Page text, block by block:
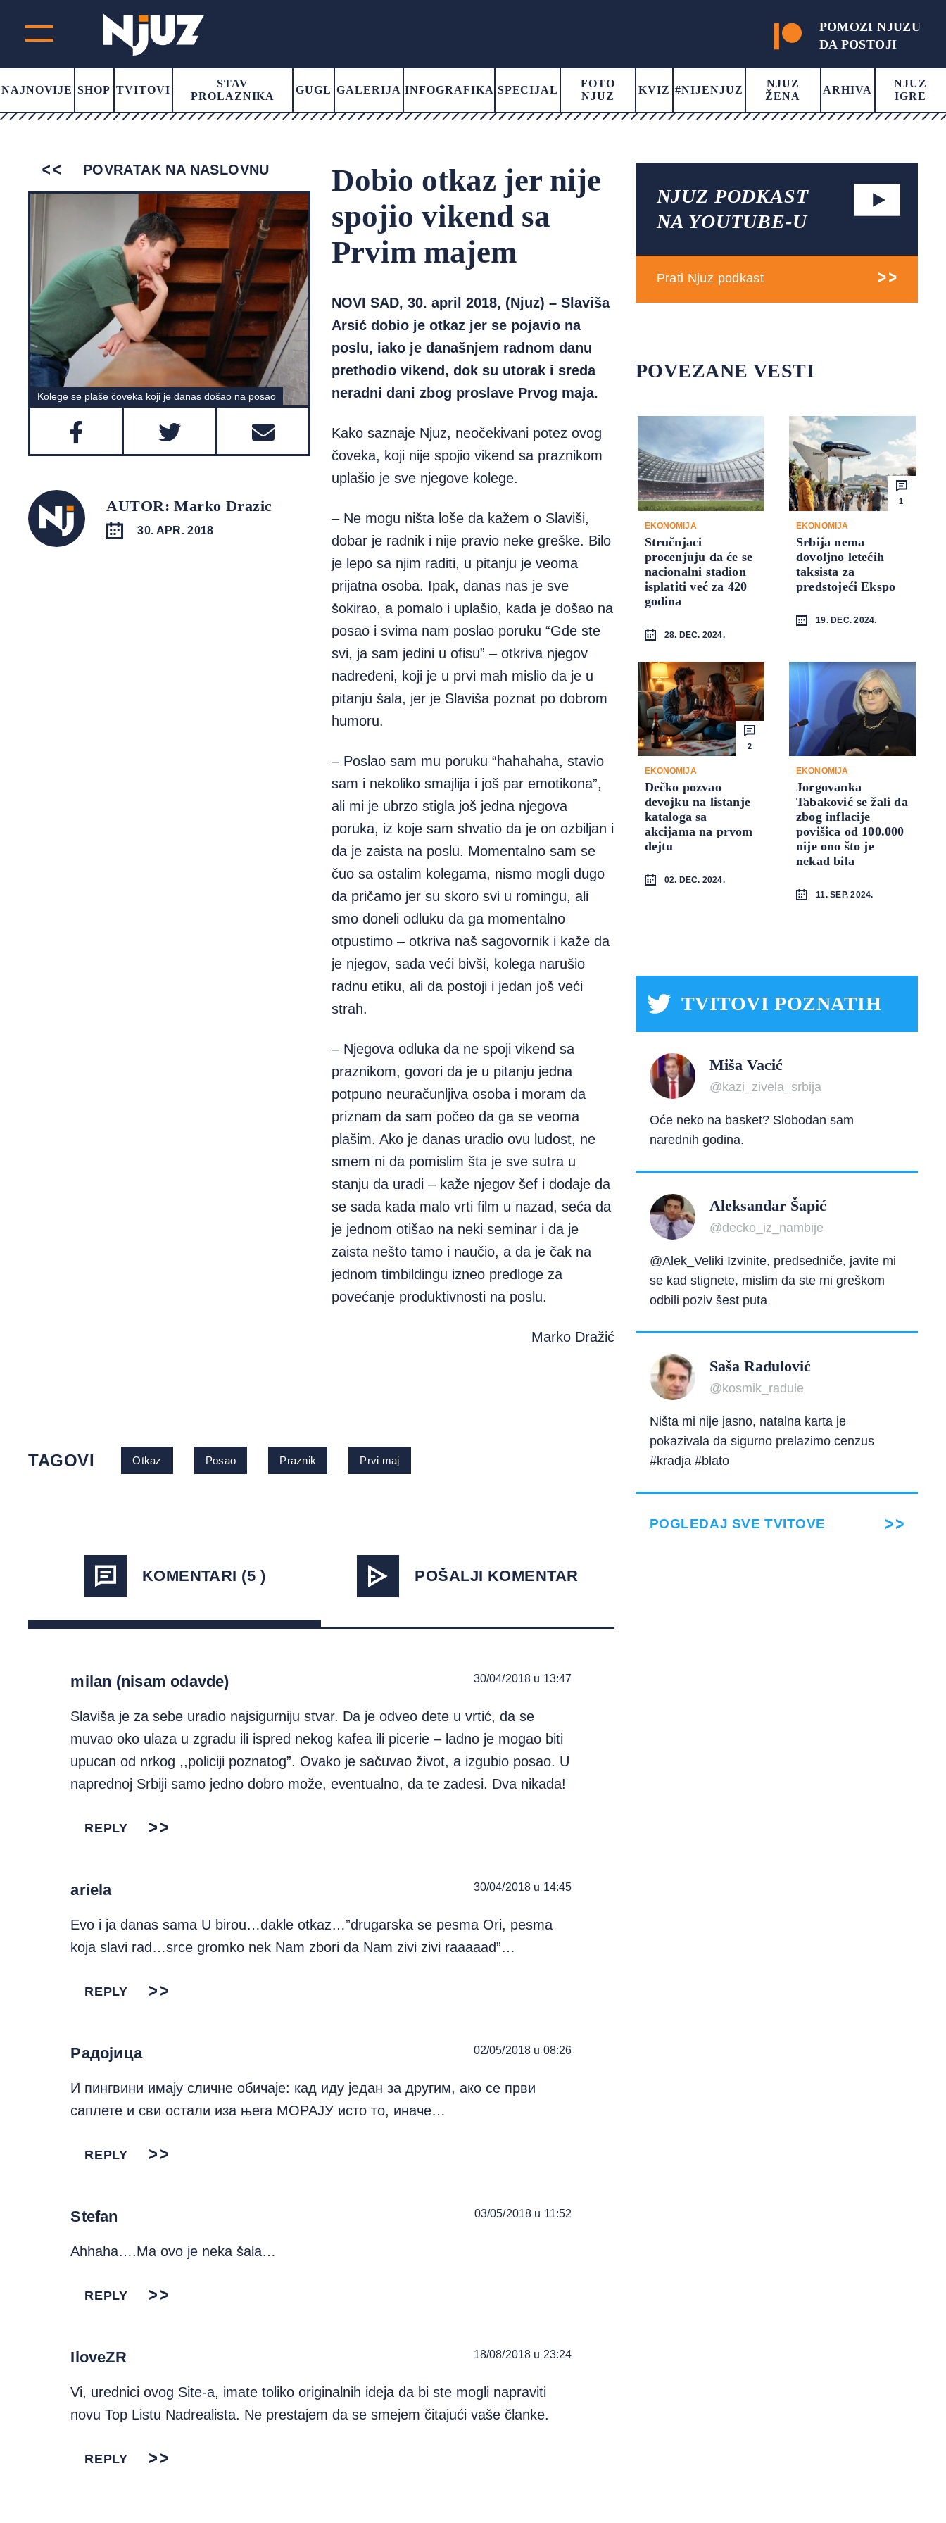
POMOZI NJUZU
DA POSTOJI
NAJNOVIJE SHOP TVITOVI
STAV
PROLAZNIKA
GUGL GALERIJA INFOGRAFIKA SPECIJAL
FOTO
NJUZ
KVIZ #NIJENJUZ
NJUZ
ŽENA
ARHIVA
NJUZ
IGRE
POVRATAK NA NASLOVNU
Kolege se plaše čoveka koji je danas došao na posao
AUTOR: Marko Drazic
30. APR. 2018
Dobio otkaz jer nije
spojio vikend sa
Prvim majem
NOVI SAD, 30. april 2018, (Njuz) – Slaviša
Arsić dobio je otkaz jer se pojavio na
poslu, iako je današnjem radnom danu
prethodio vikend, dok su utorak i sreda
neradni dani zbog proslave Prvog maja.
Kako saznaje Njuz, neočekivani potez ovog
čoveka, koji nije spojio vikend sa praznikom
uplašio je sve njegove kolege.
– Ne mogu ništa loše da kažem o Slaviši,
dobar je radnik i nije pravio neke greške. Bilo
je lepo sa njim raditi, u pitanju je veoma
prijatna osoba. Ipak, danas nas je sve
šokirao, a pomalo i uplašio, kada je došao na
posao i svima nam poslao poruku “Gde ste
svi, ja sam jedini u ofisu” – otkriva njegov
nadređeni, koji je u prvi mah mislio da je u
pitanju šala, jer je Slaviša poznat po dobrom
humoru.
– Poslao sam mu poruku “hahahaha, stavio
sam i nekoliko smajlija i još par emotikona”,
ali mi je ubrzo stigla još jedna njegova
poruka, iz koje sam shvatio da je on ozbiljan i
da je zaista na poslu. Momentalno sam se
čuo sa ostalim kolegama, nismo mogli dugo
da pričamo jer su skoro svi u romingu, ali
smo doneli odluku da ga momentalno
otpustimo – otkriva naš sagovornik i kaže da
je njegov, sada veći bivši, kolega narušio
radnu etiku, ali da postoji i jedan još veći
strah.
– Njegova odluka da ne spoji vikend sa
praznikom, govori da je u pitanju jedna
potpuno neuračunljiva osoba i moram da
priznam da sam počeo da ga se veoma
plašim. Ako je danas uradio ovu ludost, ne
smem ni da pomislim šta je sve sutra u
stanju da uradi – kaže njegov šef i dodaje da
se sada kada malo vrti film u nazad, seća da
je jednom otišao na neki seminar i da je
zaista nešto tamo i naučio, a da je čak na
jednom timbildingu izneo predloge za
povećanje produktivnosti na poslu.
Marko Dražić
TAGOVI Otkaz Posao Praznik Prvi maj
KOMENTARI (5 ) POŠALJI KOMENTAR
milan (nisam odavde) 30/04/2018 u 13:47
Slaviša je za sebe uradio najsigurniju stvar. Da je odveo dete u vrtić, da se
muvao oko ulaza u zgradu ili ispred nekog kafea ili picerie – ladno je mogao biti
upucan od nrkog ,,policiji poznatog”. Ovako je sačuvao život, a izgubio posao. U
naprednoj Srbiji samo jedno dobro može, eventualno, da te zadesi. Dva nikada!
REPLY
ariela 30/04/2018 u 14:45
Evo i ja danas sama U birou…dakle otkaz…”drugarska se pesma Ori, pesma
koja slavi rad…srce gromko nek Nam zbori da Nam zivi zivi raaaaad”…
REPLY
Радојица 02/05/2018 u 08:26
И пингвини имају сличне обичаје: кад иду један за другим, ако се први
саплете и сви остали иза њега МОРАЈУ исто то, иначе…
REPLY
Stefan 03/05/2018 u 11:52
Ahhaha….Ma ovo je neka šala…
REPLY
IloveZR 18/08/2018 u 23:24
Vi, urednici ovog Site-a, imate toliko originalnih ideja da bi ste mogli napraviti
novu Top Listu Nadrealista. Ne prestajem da se smejem čitajući vaše članke.
REPLY
NJUZ PODKAST
NA YOUTUBE-U
Prati Njuz podkast
POVEZANE VESTI
EKONOMIJA
Stručnjaci
procenjuju da će se
nacionalni stadion
isplatiti već za 420
godina
28. DEC. 2024.
1
EKONOMIJA
Srbija nema
dovoljno letećih
taksista za
predstojeći Ekspo
19. DEC. 2024.
2
EKONOMIJA
Dečko pozvao
devojku na listanje
kataloga sa
akcijama na prvom
dejtu
02. DEC. 2024.
EKONOMIJA
Jorgovanka
Tabaković se žali da
zbog inflacije
povišica od 100.000
nije ono što je
nekad bila
11. SEP. 2024.
TVITOVI POZNATIH
Miša Vacić
@kazi_zivela_srbija
Oće neko na basket? Slobodan sam
narednih godina.
Aleksandar Šapić
@decko_iz_nambije
@Alek_Veliki Izvinite, predsedniče, javite mi
se kad stignete, mislim da ste mi greškom
odbili poziv šest puta
Saša Radulović
@kosmik_radule
Ništa mi nije jasno, natalna karta je
pokazivala da sigurno prelazimo cenzus
#kradja #blato
POGLEDAJ SVE TVITOVE